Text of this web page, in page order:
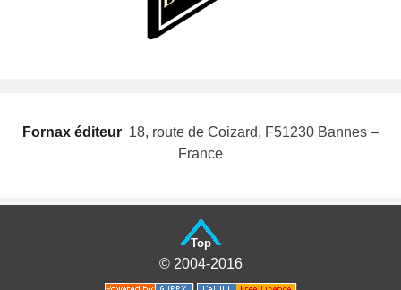
Fornax éditeur  18, route de Coizard, F51230 Bannes –
France
Top
© 2004-2016